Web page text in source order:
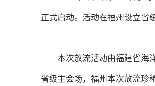
正式启动。活动在福州设立省
本次放流活动由福建省海
省级主会场，福州本次放流珍